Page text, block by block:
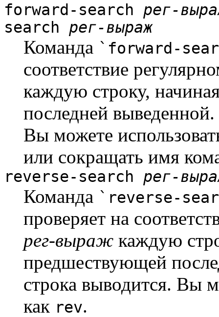
forward-search рег-
search рег-выраж
Команда `forward-
соответствие
каждую строку,
последней
Вы можете
или сокращать имя
reverse-search рег-
Команда `reverse-
проверяет на
рег-выраж каждую
предшествующей
строка выводится. Вы
как rev.